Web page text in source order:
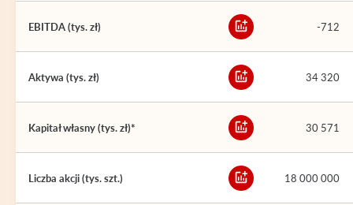
EBITDA (tys. zł) -712
Aktywa (tys. zł) 34 320
Kapitał własny (tys. zł)* 30 571
Liczba akcji (tys. szt.) 18 000 000